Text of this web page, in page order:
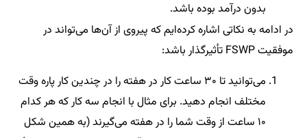
بدون درآمد بوده باشد.
در ادامه به نکاتی اشاره کرده‌ایم که پیروی از آن‌ها می‌تواند در
موفقیت FSWP تأثیرگذار باشد:
می‌توانید تا ۳۰ ساعت کار در هفته را در چندین کار پاره وقت
مختلف انجام دهید. برای مثال با انجام سه کار که هر کدام
۱۰ ساعت از وقت شما را در هفته می‌گیرند (به همین شکل